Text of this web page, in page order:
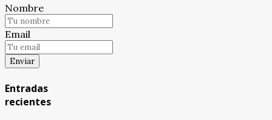
Nombre
Email
Entradas
recientes